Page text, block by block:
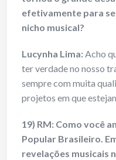
efetivamente para
nicho musical?
Lucynha Lima:Acho
ter verdade no nosso
sempre com muita
projetos em que
19) RM: Como você
Popular Brasileiro.
revelações musicais